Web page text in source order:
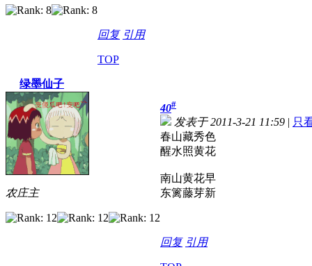
回复 引用
TOP
绿墨仙子
农庄主
40#
发表于 2011-3-21 11:59 | 只
春山藏秀色
醒水照黄花
南山黄花早
东篱藤芽新
回复 引用